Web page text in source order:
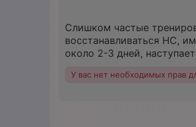
Слишком частые
восстанавливаться НС,
около 2-3 дней,
У вас нет необходимых прав